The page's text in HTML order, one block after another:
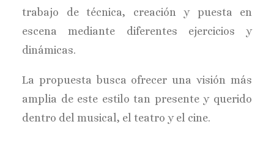
trabajo de técnica, creación y puesta en
escena mediante diferentes ejercicios y
dinámicas.
La propuesta busca ofrecer una visión más
amplia de este estilo tan presente y querido
dentro del musical, el teatro y el cine.